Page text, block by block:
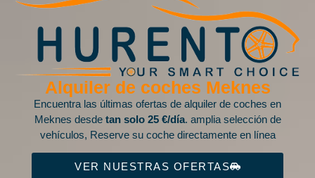
Alquiler de coches Meknes
Encuentra las últimas ofertas de alquiler de coches en
Meknes desde tan solo 25 €/día. amplia selección de
vehículos, Reserve su coche directamente en línea
VER NUESTRAS OFERTAS